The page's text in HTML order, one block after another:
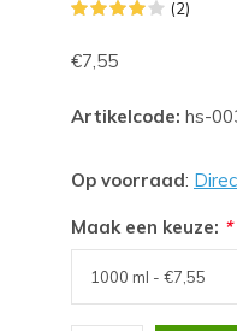
(2)
€7,55
Artikelcode: hs-
Op voorraad:
Maak een keuze: *